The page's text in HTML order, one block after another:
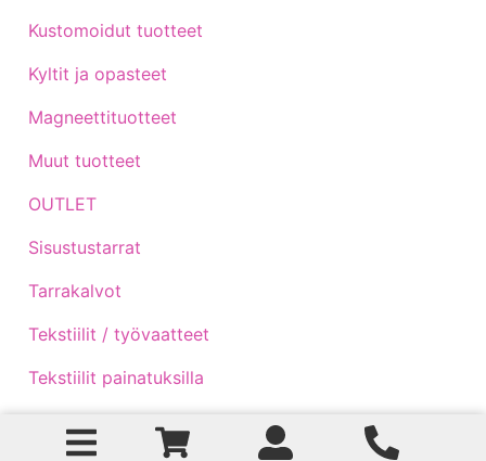
Kustomoidut tuotteet
Kyltit ja opasteet
Magneettituotteet
Muut tuotteet
OUTLET
Sisustustarrat
Tarrakalvot
Tekstiilit / työvaatteet
Tekstiilit painatuksilla